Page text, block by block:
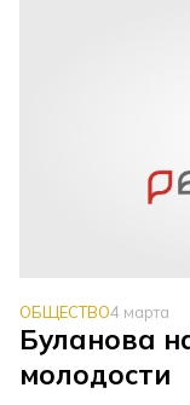
ОБЩЕСТВО4 марта
Буланова
молодости